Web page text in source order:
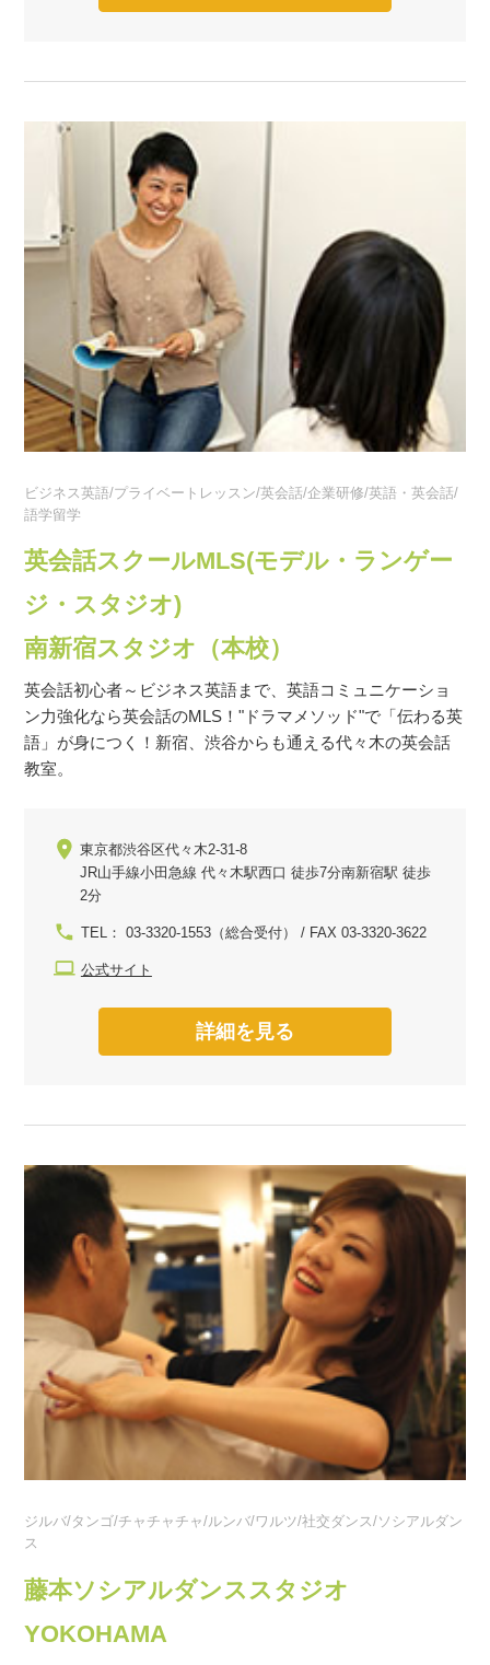
ビジネス英語/プライベートレッスン/英会話/企業研修/英語・英会話/
語学留学
英会話スクールMLS(モデル・ランゲー
ジ・スタジオ)
南新宿スタジオ（本校）
英会話初心者～ビジネス英語まで、英語コミュニケーショ
ン力強化なら英会話のMLS！"ドラマメソッド"で「伝わる英
語」が身につく！新宿、渋谷からも通える代々木の英会話
教室。
東京都渋谷区代々木2-31-8
JR山手線小田急線 代々木駅西口 徒歩7分南新宿駅 徒歩
2分
TEL： 03-3320-1553（総合受付） / FAX 03-3320-3622
公式サイト
詳細を見る
ジルバ/タンゴ/チャチャチャ/ルンバ/ワルツ/社交ダンス/ソシアルダン
ス
藤本ソシアルダンススタジオ
YOKOHAMA